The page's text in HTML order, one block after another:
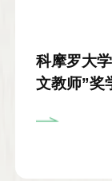
科摩罗大
文教师”奖